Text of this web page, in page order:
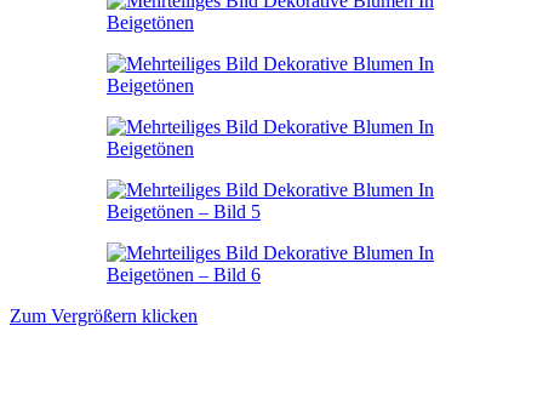
Zum Vergrößern klicken